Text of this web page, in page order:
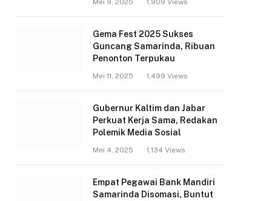
Mei 9, 2025 1,909 Views
Gema Fest 2025 Sukses
Guncang Samarinda, Ribuan
Penonton Terpukau
Mei 11, 2025 1,499 Views
Gubernur Kaltim dan Jabar
Perkuat Kerja Sama, Redakan
Polemik Media Sosial
Mei 4, 2025 1,134 Views
Empat Pegawai Bank Mandiri
Samarinda Disomasi, Buntut